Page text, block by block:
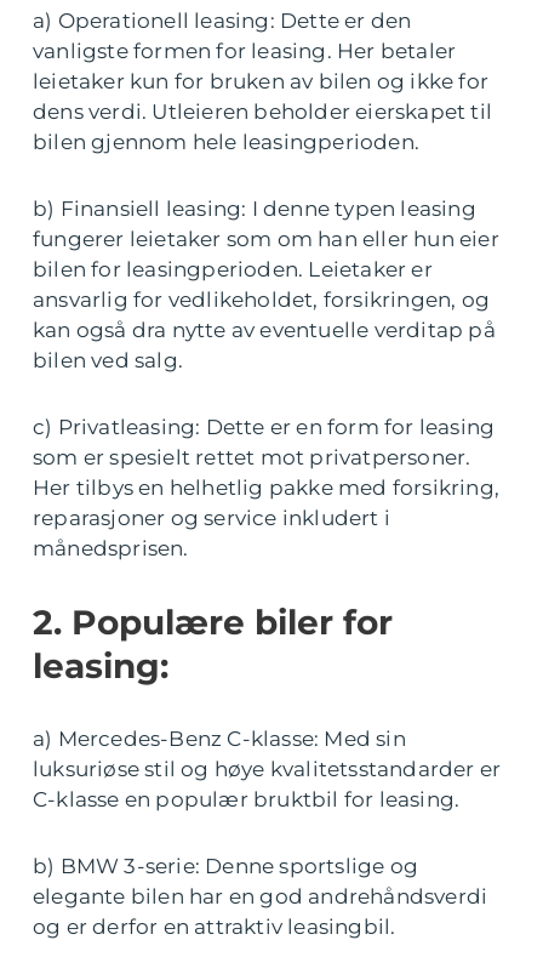
a) Operationell leasing: Dette er den
vanligste formen for leasing. Her betaler
leietaker kun for bruken av bilen og ikke for
dens verdi. Utleieren beholder eierskapet til
bilen gjennom hele leasingperioden.
b) Finansiell leasing: I denne typen leasing
fungerer leietaker som om han eller hun eier
bilen for leasingperioden. Leietaker er
ansvarlig for vedlikeholdet, forsikringen, og
kan også dra nytte av eventuelle verditap på
bilen ved salg.
c) Privatleasing: Dette er en form for leasing
som er spesielt rettet mot privatpersoner.
Her tilbys en helhetlig pakke med forsikring,
reparasjoner og service inkludert i
månedsprisen.
2. Populære biler for
leasing:
a) Mercedes-Benz C-klasse: Med sin
luksuriøse stil og høye kvalitetsstandarder er
C-klasse en populær bruktbil for leasing.
b) BMW 3-serie: Denne sportslige og
elegante bilen har en god andrehåndsverdi
og er derfor en attraktiv leasingbil.